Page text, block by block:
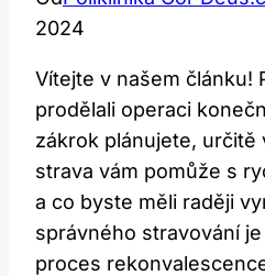
2024
Vítejte v našem článku!
prodělali operaci
zákrok plánujete, určitě
strava vám pomůže s
a co byste měli raději
správného stravování
proces